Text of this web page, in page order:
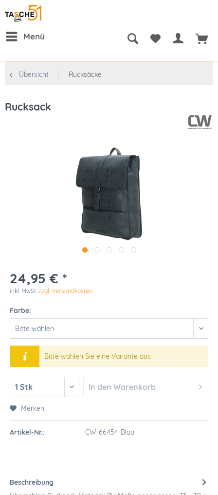
Menü
Übersicht Rucksäcke
Rucksack
24,95 € *
inkl. MwSt. zzgl. Versandkosten
Farbe:
Bitte wählen Sie eine Variante aus
In den Warenkorb
Merken
Artikel-Nr.: CW-66454-Blau
Beschreibung